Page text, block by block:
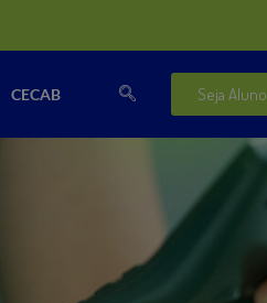
CECAB Seja Aluno